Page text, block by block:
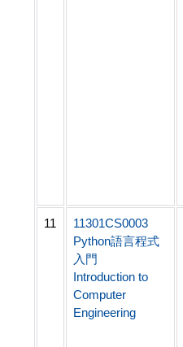
11
11301CS0003
Python語言程式
入門
Introduction to
Computer
Engineering